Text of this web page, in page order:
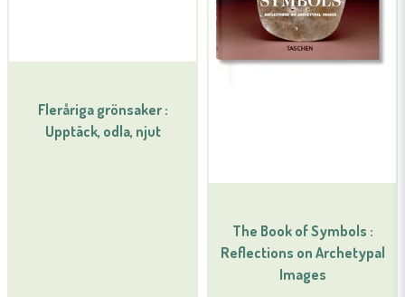
Fleråriga grönsaker :
Upptäck, odla, njut
The Book of Symbols :
Reflections on Archetypal
Images